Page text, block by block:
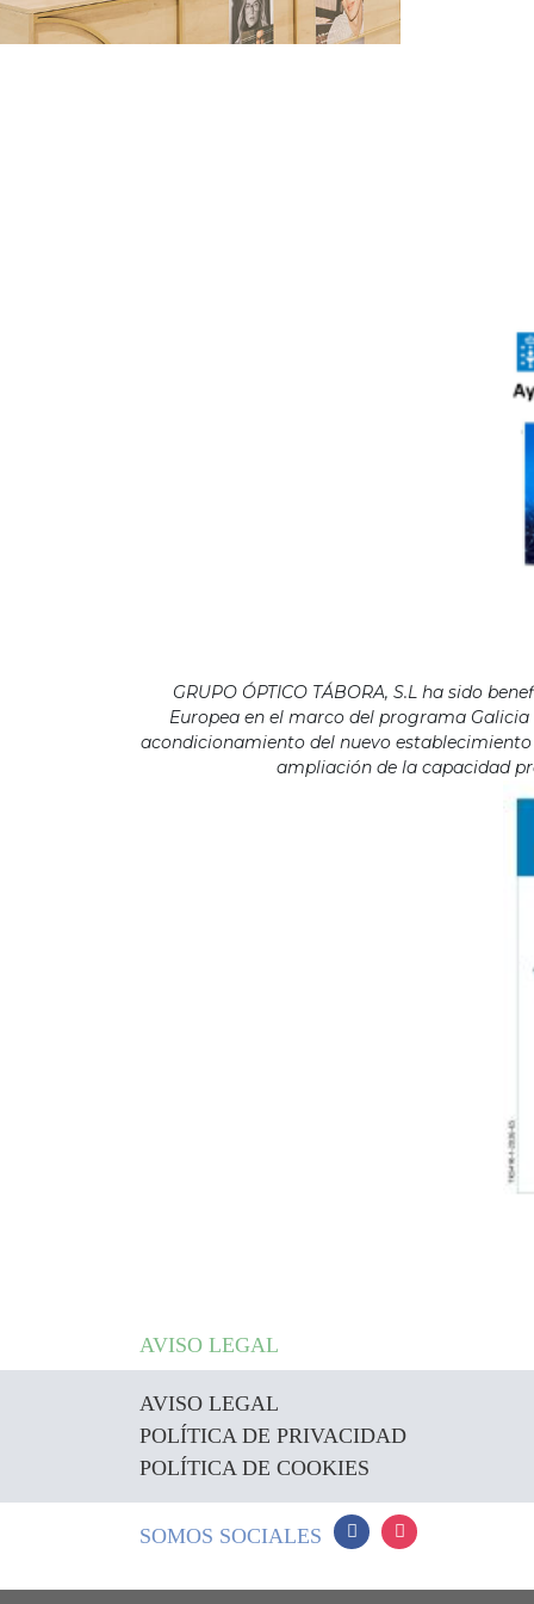
GRUPO ÓPTICO TÁBORA, S.L ha sido
Europea en el marco del programa Galicia
acondicionamiento del nuevo
ampliación de la capacidad
AVISO LEGAL
AVISO LEGAL
POLÍTICA DE PRIVACIDAD
POLÍTICA DE COOKIES
SOMOS SOCIALES